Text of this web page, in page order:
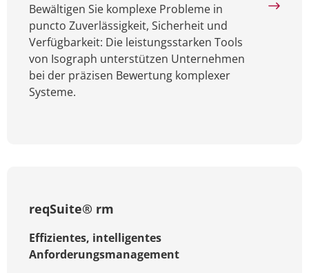
Bewältigen Sie komplexe Probleme in
puncto Zuverlässigkeit, Sicherheit und
Verfügbarkeit: Die leistungsstarken Tools
von Isograph unterstützen Unternehmen
bei der präzisen Bewertung komplexer
Systeme.
reqSuite® rm
Effizientes, intelligentes
Anforderungsmanagement